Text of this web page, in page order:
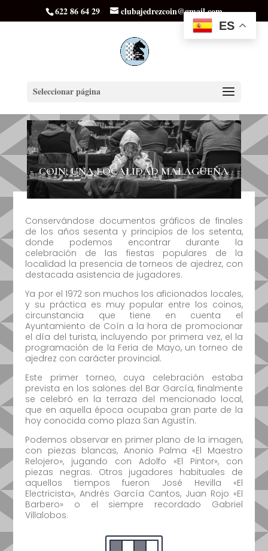
622 86 64 29 clubajedrezcoin@gmail.com
Seleccionar página
COIN, UNA LOCALIDAD MALAGUEÑA
Conservándose documentos gráficos de finales
de los años sesenta y principios de los setenta,
donde podemos encontrar durante la
celebración de las fiestas populares de la
localidad la presencia de torneos de ajedrez, con
destacada asistencia de jugadores.
Ya por el 1972 son muchos los aficionados locales,
y su práctica es muy popular entre los coinos,
circunstancia que tiene en cuenta el
Ayuntamiento de Coín a la hora de promocionar
el día del turista, incluyendo por primera vez, el la
programación de la Feria de Mayo, un torneo de
ajedrez con carácter provincial.
Este primer torneo, cuya celebración estaba
prevista en los salones del Bar García, finalmente
se celebró en la terraza del mencionado local,
que en aquella época ocupaba gran parte de la
hoy conocida como plaza San Agustín.
Podemos observar en primer plano de la imagen,
con piezas blancas, Anonio Palma «El Maestro
Relojero», jugando con Adolfo «El Pintor», con
piezas negras. Otros jugadores habituales de
aquellos tiempos fueron José Hevilla «El
Electricista», Andrés García Cantos, Juan Rojo «El
Barbero» o el siempre recordado Gabriel
Villalobos.
ES